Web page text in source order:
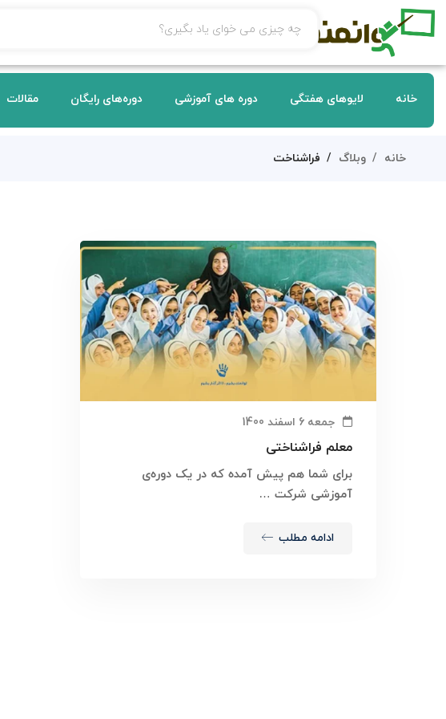
خانه لایوهای هفتگی دوره های آموزشی دوره‌های رایگان مقالات
خانه وبلاگ فراشناخت
جمعه 6 اسفند 1400
معلم فراشناختی
برای شما هم پیش آمده که در یک دوره‌ی
آموزشی شرکت …
ادامه مطلب